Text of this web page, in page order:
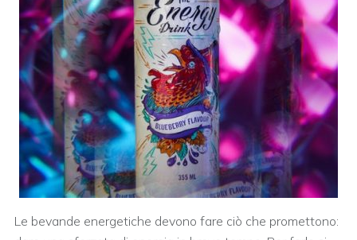
Le bevande energetiche devono fare ciò che promettono: